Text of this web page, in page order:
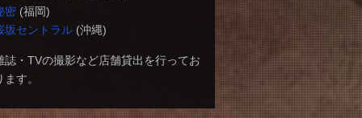
密(福岡)
坂セントラル(沖縄)
誌・TVの撮影など店舗貸出を行ってお
ます。